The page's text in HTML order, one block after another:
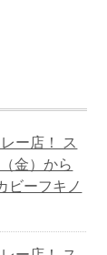
ー店！ ス
金）から
ビーフキノ